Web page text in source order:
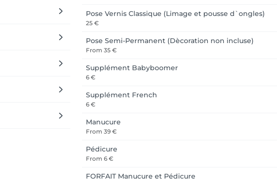
Pose Vernis Classique (Limage et pousse d`ongles)
25 €
Pose Semi-Permanent (Dècoration non incluse)
From 35 €
Supplément Babyboomer
6 €
Supplément French
6 €
Manucure
From 39 €
Pédicure
From 6 €
FORFAIT Manucure et Pédicure